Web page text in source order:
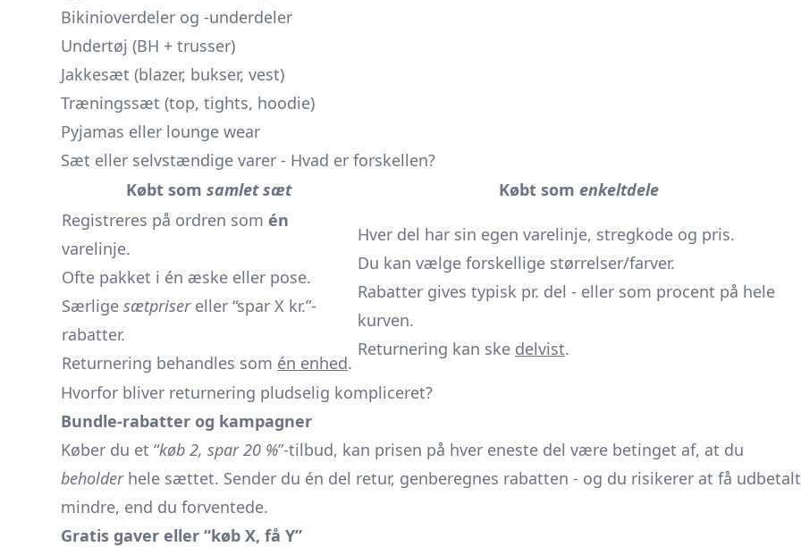
Bikinioverdeler og ‑underdeler
Undertøj (BH + trusser)
Jakkesæt (blazer, bukser, vest)
Træningssæt (top, tights, hoodie)
Pyjamas eller lounge wear
Sæt eller selvstændige varer - Hvad er forskellen?
Købt som samlet sæt Købt som enkeltdele
Registreres på ordren som én
varelinje.
Ofte pakket i én æske eller pose.
Særlige sætprisereller “spar X kr.”-
rabatter.
Returnering behandles som én enhed.
Hver del har sin egen varelinje, stregkode og pris.
Du kan vælge forskellige størrelser/farver.
Rabatter gives typisk pr. del - eller som procent på hele
kurven.
Returnering kan ske delvist.
Hvorfor bliver returnering pludselig kompliceret?
Bundle-rabatter og kampagner
Køber du et “køb 2, spar 20 %”-tilbud, kan prisen på hver eneste del være betinget af, at du
beholderhele sættet. Sender du én del retur, genberegnes rabatten - og du risikerer at få udbetalt
mindre, end du forventede.
Gratis gaver eller “køb X, få Y”